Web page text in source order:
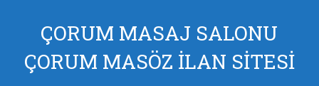
ÇORUM MASAJ SALONU
ÇORUM MASÖZ İLAN SİTESİ